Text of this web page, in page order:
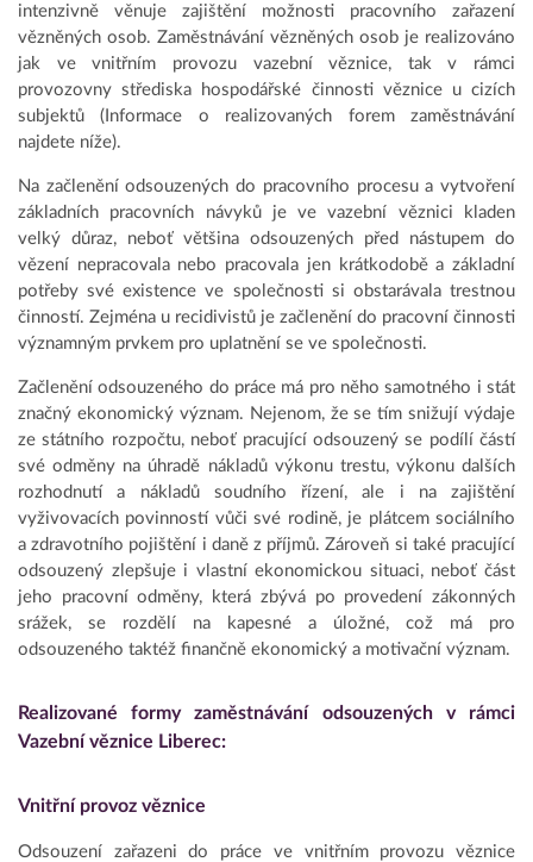
intenzivně věnuje zajištění možnosti pracovního zařazení
vězněných osob. Zaměstnávání vězněných osob je realizováno
jak ve vnitřním provozu vazební věznice, tak v rámci
provozovny střediska hospodářské činnosti věznice u cizích
subjektů (Informace o realizovaných forem zaměstnávání
najdete níže).
Na začlenění odsouzených do pracovního procesu a vytvoření
základních pracovních návyků je ve vazební věznici kladen
velký důraz, neboť většina odsouzených před nástupem do
vězení nepracovala nebo pracovala jen krátkodobě a základní
potřeby své existence ve společnosti si obstarávala trestnou
činností. Zejména u recidivistů je začlenění do pracovní činnosti
významným prvkem pro uplatnění se ve společnosti.
Začlenění odsouzeného do práce má pro něho samotného i stát
značný ekonomický význam. Nejenom, že se tím snižují výdaje
ze státního rozpočtu, neboť pracující odsouzený se podílí částí
své odměny na úhradě nákladů výkonu trestu, výkonu dalších
rozhodnutí a nákladů soudního řízení, ale i na zajištění
vyživovacích povinností vůči své rodině, je plátcem sociálního
a zdravotního pojištění i daně z příjmů. Zároveň si také pracující
odsouzený zlepšuje i vlastní ekonomickou situaci, neboť část
jeho pracovní odměny, která zbývá po provedení zákonných
srážek, se rozdělí na kapesné a úložné, což má pro
odsouzeného taktéž finančně ekonomický a motivační význam.
Realizované formy zaměstnávání odsouzených v rámci
Vazební věznice Liberec:
Vnitřní provoz věznice
Odsouzení zařazeni do práce ve vnitřním provozu věznice